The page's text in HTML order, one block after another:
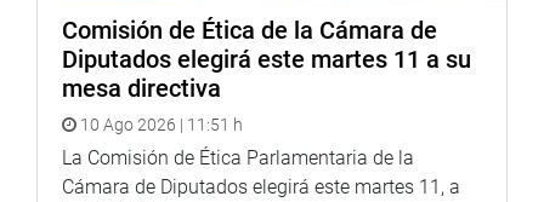
Comisión de Ética de la Cámara de
Diputados elegirá este martes 11 a su
mesa directiva
10 Ago 2026 | 11:51 h
La Comisión de Ética Parlamentaria de la
Cámara de Diputados elegirá este martes 11, a